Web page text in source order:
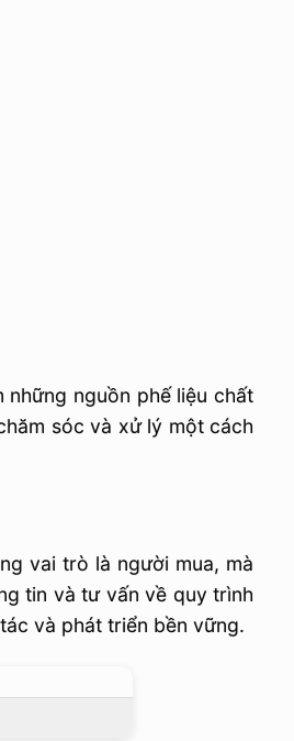
những nguồn phế liệu chất
sóc và xử lý một cách
vai trò là người mua, mà
tin và tư vấn về quy trình
và phát triển bền vững.